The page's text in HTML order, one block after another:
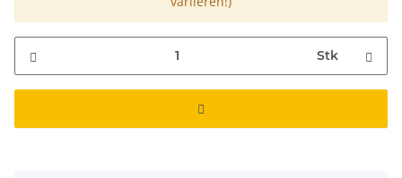
Stk